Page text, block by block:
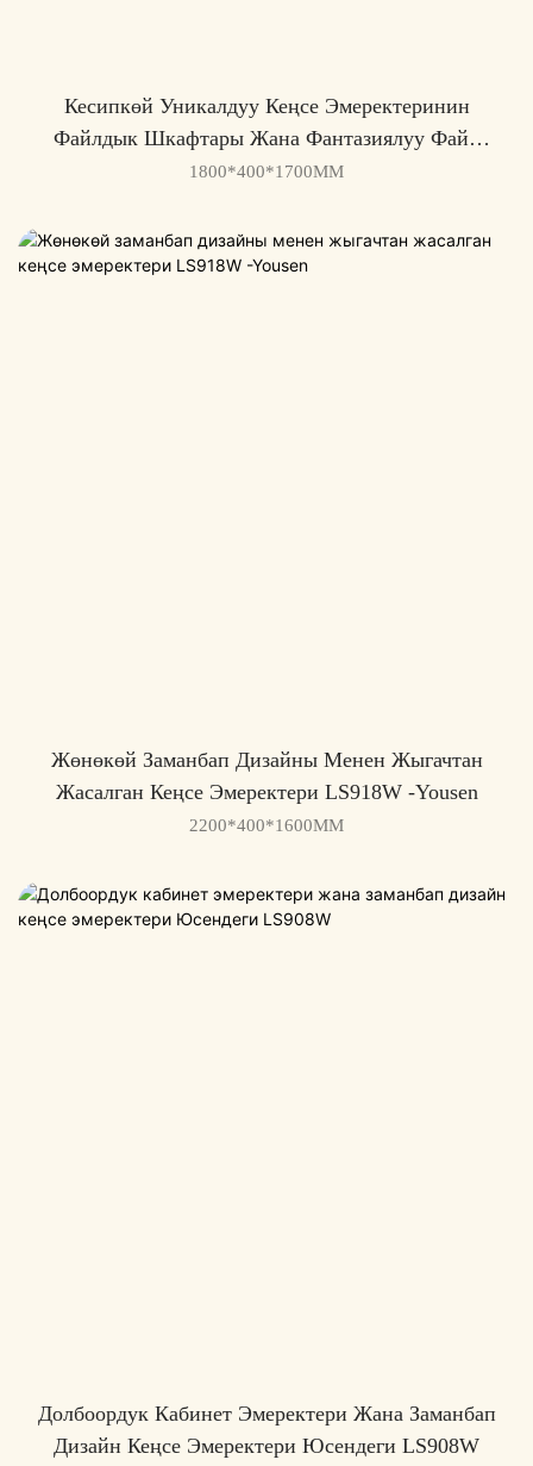
Кесипкөй Уникалдуу Кеңсе Эмеректеринин
Файлдык Шкафтары Жана Фантазиялуу Файл
Шкафтары Ls920w
1800*400*1700MM
Жөнөкөй Заманбап Дизайны Менен Жыгачтан
Жасалган Кеңсе Эмеректери LS918W -Yousen
2200*400*1600MM
Долбоордук Кабинет Эмеректери Жана Заманбап
Дизайн Кеңсе Эмеректери Юсендеги LS908W